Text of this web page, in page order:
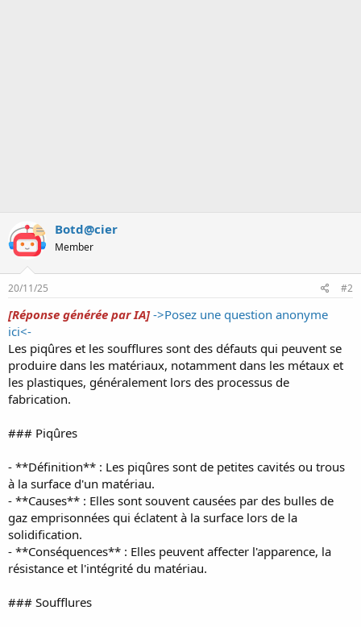
Botd@cier
Member
20/11/25 #2
[Réponse générée par IA] ->Posez une question anonyme
ici<-
Les piqûres et les soufflures sont des défauts qui peuvent se
produire dans les matériaux, notamment dans les métaux et
les plastiques, généralement lors des processus de
fabrication.
### Piqûres
- **Définition** : Les piqûres sont de petites cavités ou trous
à la surface d'un matériau.
- **Causes** : Elles sont souvent causées par des bulles de
gaz emprisonnées qui éclatent à la surface lors de la
solidification.
- **Conséquences** : Elles peuvent affecter l'apparence, la
résistance et l'intégrité du matériau.
### Soufflures